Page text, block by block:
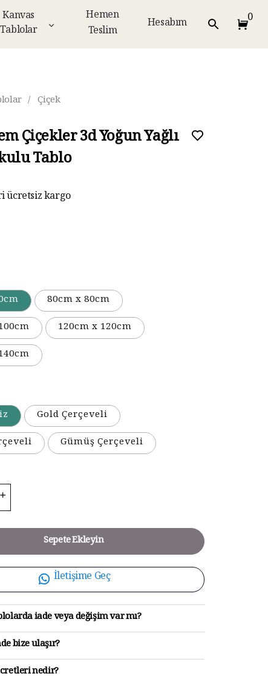
Kanvas
Tablolar
Hemen
Teslim
Hesabım 0
/ Çiçek
Çiçekler 3d Yoğun Yağlı
Tablo
ücretsiz kargo
80cm x 80cm
120cm x 120cm
Gold Çerçeveli
Gümüş Çerçeveli
Sepete Ekleyin
İletişime Geç
iade veya değişim var mı?
bize ulaşır?
nedir?